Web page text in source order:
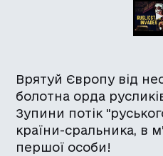
Врятуй Європу від
болотна орда
Зупини потік
країни-сральника, в
першої особи!